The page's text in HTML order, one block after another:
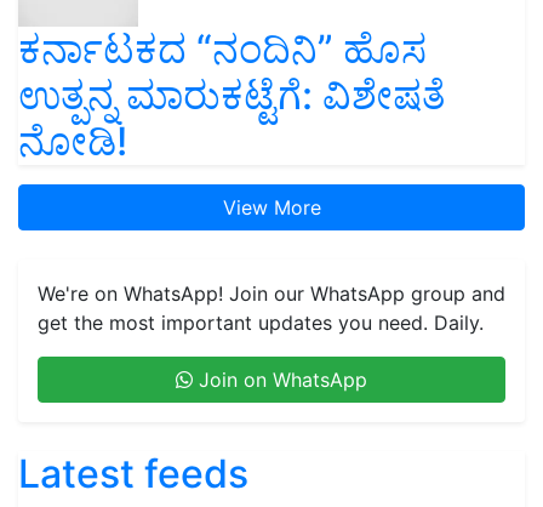
ಕರ್ನಾಟಕದ “ನಂದಿನಿ” ಹೊಸ
ಉತ್ಪನ್ನ ಮಾರುಕಟ್ಟೆಗೆ: ವಿಶೇಷತೆ
ನೋಡಿ!
View More
We're on WhatsApp! Join our WhatsApp group and
get the most important updates you need. Daily.
Join on WhatsApp
Latest feeds